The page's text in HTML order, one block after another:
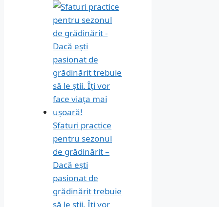
Sfaturi practice
pentru sezonul
de grădinărit –
Dacă ești
pasionat de
grădinărit trebuie
să le știi. Îți vor